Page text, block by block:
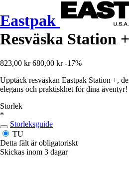
Eastpak
Resväska Station +
823,00 kr 680,00 kr -17%
Upptäck resväskan Eastpak Station +,
elegans och praktiskhet för dina äventyr!
Storlek
*
Storleksguide
TU
Detta fält är obligatoriskt
Skickas inom 3 dagar